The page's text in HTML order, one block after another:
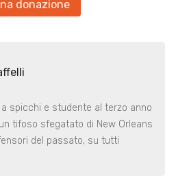
donazione
spicchi e studente al terzo anno
tifoso sfegatato di New Orleans
del passato, su tutti